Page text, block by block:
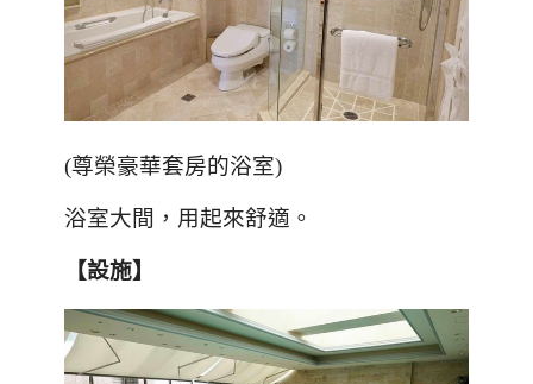
(尊榮豪華套房的浴室)
浴室大間，用起來舒適。
【設施】